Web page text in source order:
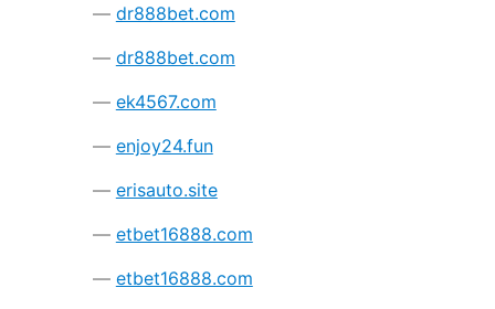
dr888bet.com
dr888bet.com
ek4567.com
enjoy24.fun
erisauto.site
etbet16888.com
etbet16888.com